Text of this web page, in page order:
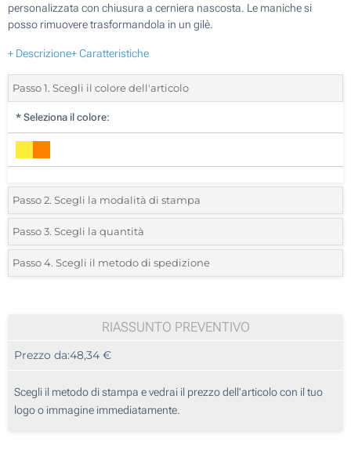
personalizzata con chiusura a cerniera nascosta. Le maniche si
posso rimuovere trasformandola in un gilè.
+ Descrizione+ Caratteristiche
Passo 1. Scegli il colore dell'articolo
* Seleziona il colore:
Passo 2. Scegli la modalità di stampa
*Seleziona la posizione di stampa e il colore del vostro logo:
1 Colore (Su un lato)
3 Colori (Su un lato)
Transfer digitale full color (Su un lato)
Passo 3. Scegli la quantità
*Ordine minimo 5 (Ordine totale)
Passo 4. Scegli il metodo di spedizione
RIASSUNTO PREVENTIVO
Prezzo da:48,34 €
Scegli il metodo di stampa e vedrai il prezzo dell'articolo con il tuo
logo o immagine immediatamente.